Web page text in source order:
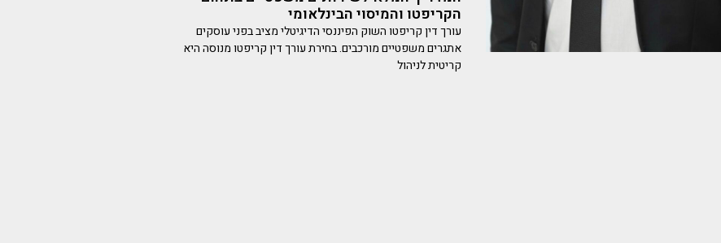
הקריפטו והמיסוי הבינלאומי
עורך דין קריפטו השוק הפיננסי הדיגיטלי מציב בפני עוסקים
אתגרים משפטיים מורכבים. בחירת עורך דין קריפטו מנוסה היא
קריטית לניהול